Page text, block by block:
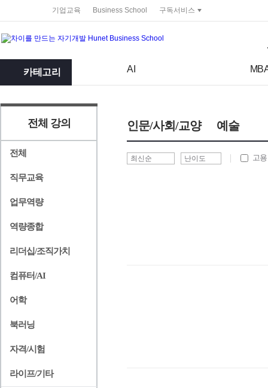
기업교육 Business School 구독서비스
카테고리 AI
전체 강의
전체
직무교육
업무역량
역량종합
리더십/조직가치
컴퓨터/AI
어학
북러닝
자격/시험
라이프/기타
인문/사회/교양 예술
고